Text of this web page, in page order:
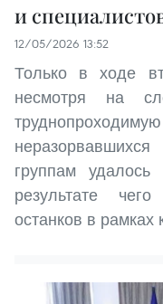
и
12/05/2026 13:52
Только в ходе
несмотря на
группам удалось
результате
останков в рамках